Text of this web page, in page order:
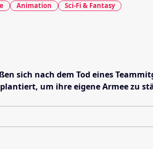
Animation Sci-Fi & Fantasy
sich nach dem Tod eines
um ihre eigene Armee zu